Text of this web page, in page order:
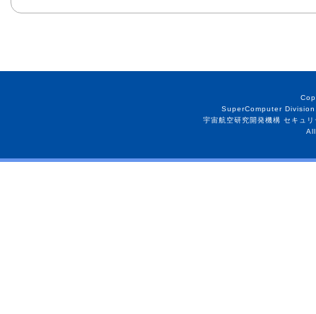
SuperComputer
宇宙航空研究開発機構 セキュ